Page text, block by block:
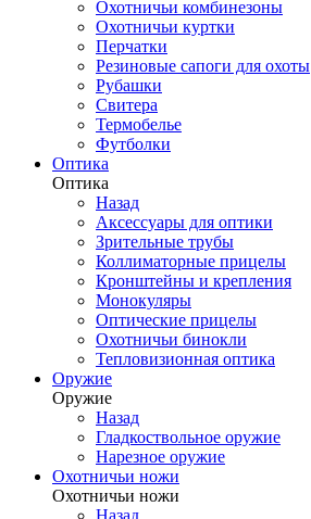
Охотничьи комбинезоны
Охотничьи куртки
Перчатки
Резиновые сапоги для охоты
Рубашки
Свитера
Термобелье
Футболки
Оптика
Оптика
Назад
Аксессуары для оптики
Зрительные трубы
Коллиматорные прицелы
Кронштейны и крепления
Монокуляры
Оптические прицелы
Охотничьи бинокли
Тепловизионная оптика
Оружие
Оружие
Назад
Гладкоствольное оружие
Нарезное оружие
Охотничьи ножи
Охотничьи ножи
Назад